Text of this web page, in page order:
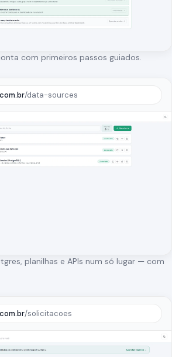
com primeiros passos guiados.
/data-sources
planilhas e APIs num só lugar — com
/solicitacoes